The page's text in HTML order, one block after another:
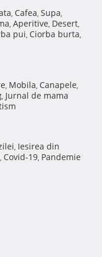
, Cafea, Supa,
, Aperitive, Desert,
pui, Ciorba burta,
, Mobila, Canapele,
, Jurnal de mama
, Iesirea din
, Covid-19, Pandemie